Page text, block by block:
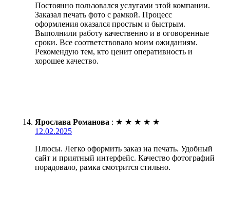
Постоянно пользовался услугами этой компании.
Заказал печать фото с рамкой. Процесс
оформления оказался простым и быстрым.
Выполнили работу качественно и в оговоренные
сроки. Все соответствовало моим ожиданиям.
Рекомендую тем, кто ценит оперативность и
хорошее качество.
Ярослава Романова : ★ ★ ★ ★ ★
12.02.2025
Плюсы. Легко оформить заказ на печать. Удобный
сайт и приятный интерфейс. Качество фотографий
порадовало, рамка смотрится стильно.